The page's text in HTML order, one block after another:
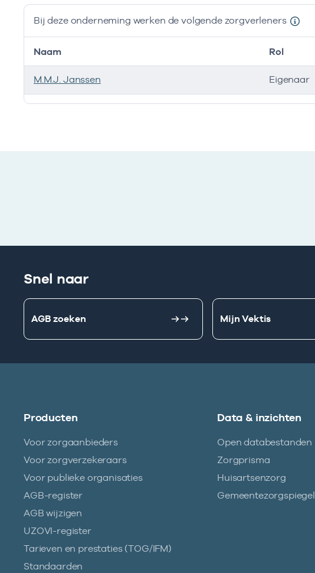
Bij deze onderneming werken de volgende zorgverleners
Bij deze onderneming werken de volgende zorgverleners
Naam Rol
M.M.J. Janssen Eigenaar
Snel naar
AGB zoeken Mijn Vektis
Producten
Voor zorgaanbieders
Voor zorgverzekeraars
Voor publieke organisaties
AGB-register
AGB wijzigen
UZOVI-register
Tarieven en prestaties (TOG/IFM)
Standaarden
Data & inzichten
Open databestanden
Zorgprisma
Huisartsenzorg
Gemeentezorgspiegel